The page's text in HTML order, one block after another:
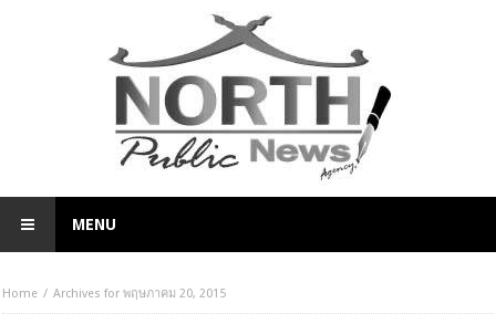
MENU
Home Archives for พฤษภาคม 20, 2015